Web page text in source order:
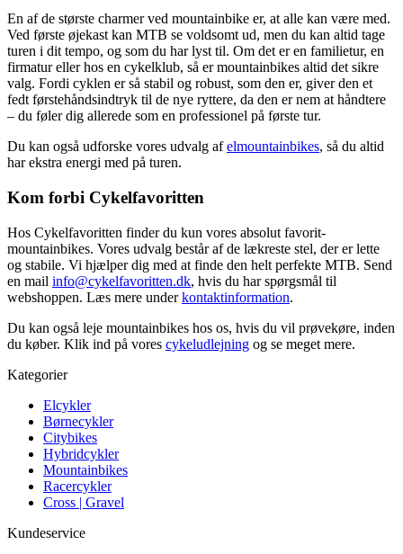
En af de største charmer ved mountainbike er, at alle kan være med.
Ved første øjekast kan MTB se voldsomt ud, men du kan altid tage
turen i dit tempo, og som du har lyst til. Om det er en familietur, en
firmatur eller hos en cykelklub, så er mountainbikes altid det sikre
valg. Fordi cyklen er så stabil og robust, som den er, giver den et
fedt førstehåndsindtryk til de nye ryttere, da den er nem at håndtere
– du føler dig allerede som en professionel på første tur.
Du kan også udforske vores udvalg afelmountainbikes, så du altid
har ekstra energi med på turen.
Kom forbi Cykelfavoritten
Hos Cykelfavoritten finder du kun vores absolut favorit-
mountainbikes. Vores udvalg består af de lækreste stel, der er lette
og stabile. Vi hjælper dig med at finde den helt perfekte MTB. Send
en mail info@cykelfavoritten.dk, hvis du har spørgsmål til
webshoppen. Læs mere underkontaktinformation.
Du kan også leje mountainbikes hos os, hvis du vil prøvekøre, inden
du køber. Klik ind på vores cykeludlejning og se meget mere.
Kategorier
Elcykler
Børnecykler
Citybikes
Hybridcykler
Mountainbikes
Racercykler
Cross | Gravel
Kundeservice